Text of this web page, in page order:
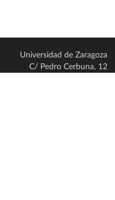
Universidad de Zaragoza
C/ Pedro Cerbuna, 12